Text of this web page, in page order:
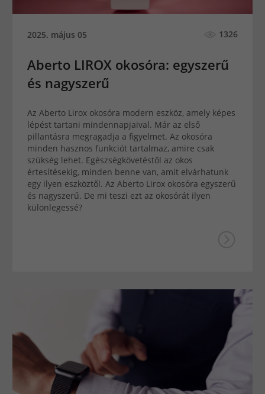
2025. május 05 1326
Aberto LIROX okosóra: egyszerű
és nagyszerű
Az Aberto Lirox okosóra modern eszköz, amely képes
lépést tartani mindennapjaival. Már az első
pillantásra megragadja a figyelmet. Az okosóra
minden hasznos funkciót tartalmaz, amire csak
szükség lehet. Egészségkövetéstől az okos
értesítésekig, minden benne van, amit elvárhatunk
egy ilyen eszköztől. Az Aberto Lirox okosóra egyszerű
és nagyszerű. De mi teszi ezt az okosórát ilyen
különlegessé?